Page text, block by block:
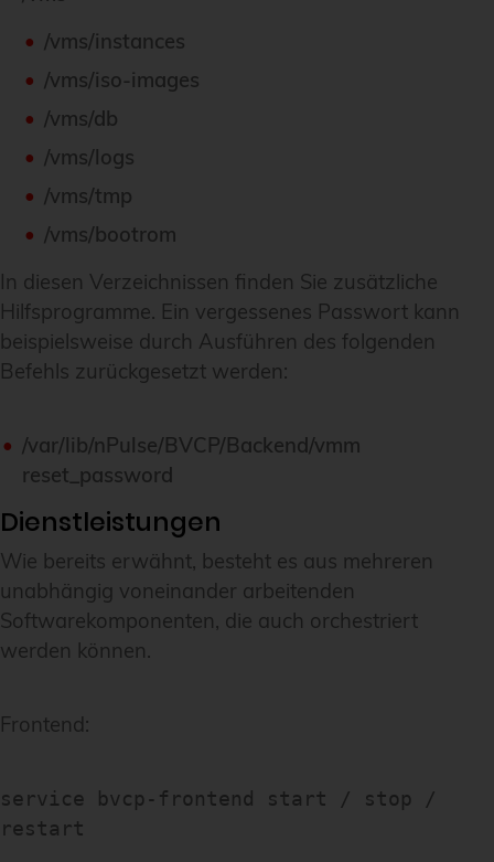
/vms/instances
/vms/iso-images
/vms/db
/vms/logs
/vms/tmp
/vms/bootrom
In diesen Verzeichnissen finden Sie zusätzliche
Hilfsprogramme. Ein vergessenes Passwort kann
beispielsweise durch Ausführen des folgenden
Befehls zurückgesetzt werden:
/var/lib/nPulse/BVCP/Backend/vmm
reset_password
Dienstleistungen
Wie bereits erwähnt, besteht es aus mehreren
unabhängig voneinander arbeitenden
Softwarekomponenten, die auch orchestriert
werden können.
Frontend:
service bvcp-frontend start / stop /
restart